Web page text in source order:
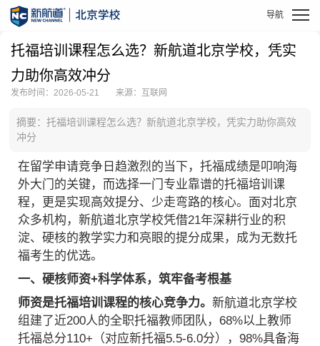
托福培训课程怎么选？新航道北京学校，凭实
力助你高效冲分
发布时间：2026-05-21 来源：互联网
摘要：托福培训课程怎么选？新航道北京学校，凭实力助你高效
冲分
在留学申请竞争日趋激烈的当下，托福成绩是叩响海
外大门的关键，而选择一门专业靠谱的托福培训课
程，更是实现高效提分、少走弯路的核心。面对北京
众多机构，新航道北京学校凭借21年深耕行业的积
淀、硬核的教学实力和亮眼的提分成果，成为无数托
福考生的优选。
一、硬核师资+科学体系，筑牢备考根基
师资是托福培训课程的核心竞争力。 新航道北京学校
组建了近200人的全职托福教师团队，68%以上教师
托福总分110+（对应新托福5.5-6.0分），98%具备海